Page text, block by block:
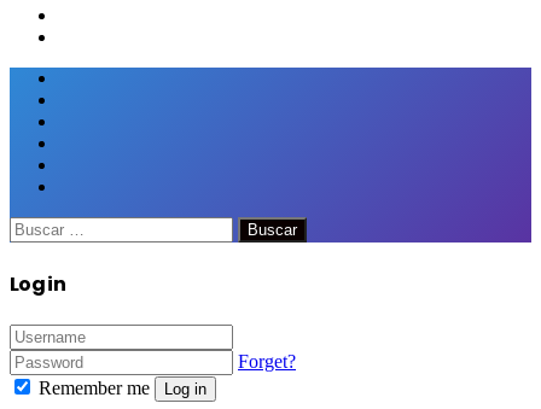
Facebook
Twitter
Google+
WhatsApp
Telegram
Viber
Close
Buscar:
Close
Log in
Forget?
Remember me
Log in